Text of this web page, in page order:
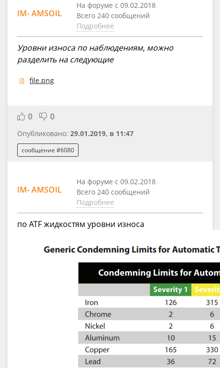
IM- AMSOIL
На форуме с 09.02.2018
Всего 240 сообщений
Подробнее
Уровни износа по наблюдениям, можно
разделить на следующие
file.png
0 0
Опубликовано: 29.01.2019, в 11:47
сообщение #6080
IM- AMSOIL
На форуме с 09.02.2018
Всего 240 сообщений
Подробнее
по ATF жидкостям уровни износа